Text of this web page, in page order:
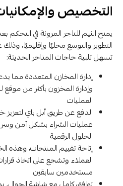
التخصيص
يمنح الثيم للتاجر المرونة في
التطوير والتوسع محليًا وإقليميًا،
تسهل تلبية حاجات المتاجر الحديثة:
إدارة المخازن المتعددة مما
وإدارة المخزون بأكثر من موقع
العمليات
الدفع عن طريق أبل باي
عمليات الشراء بشكل آمن
الحلول الرقمية
إتاحة تقييم المنتجات، وهذه
العملاء وتشجع على اتخاذ
مستخدمين سابقين